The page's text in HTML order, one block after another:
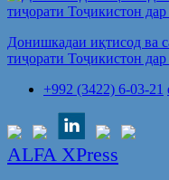
Донишкадаи иқтисод ва
тиҷорати Тоҷикистон
+992 (3422) 6-03-21
ALFA XPress